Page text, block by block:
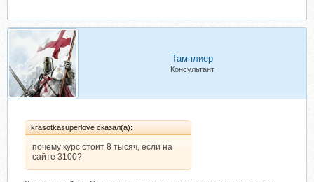
Тамплиер
Консультант
krasotkasuperlove сказал(а):
почему курс стоит 8 тысяч, если на
сайте 3100?